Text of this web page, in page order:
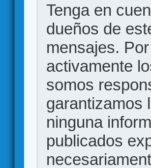
Tenga en
dueños de
mensajes.
activamente
somos
garantizamos
ninguna
publicados